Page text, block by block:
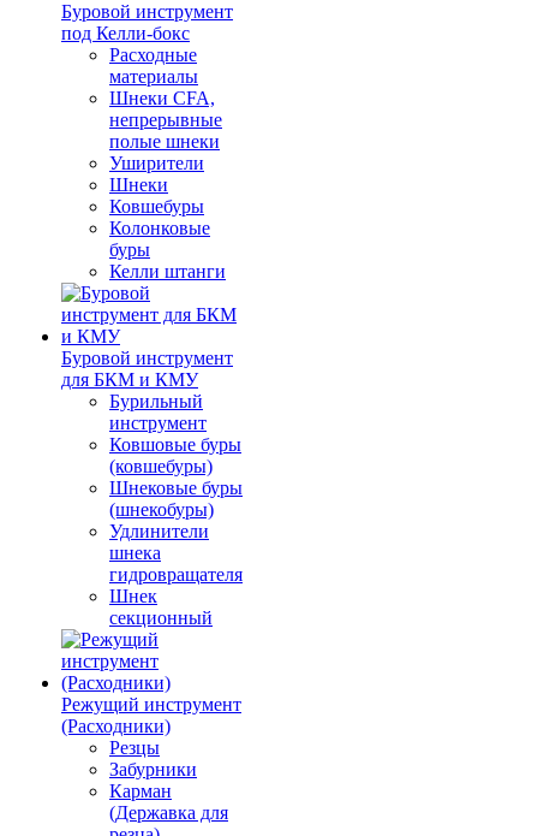
Буровой инструмент
под Келли-бокс
Расходные
материалы
Шнеки CFA,
непрерывные
полые шнеки
Уширители
Шнеки
Ковшебуры
Колонковые
буры
Келли штанги
Буровой инструмент
для БКМ и КМУ
Бурильный
инструмент
Ковшовые буры
(ковшебуры)
Шнековые буры
(шнекобуры)
Удлинители
шнека
гидровращателя
Шнек
секционный
Режущий инструмент
(Расходники)
Резцы
Забурники
Карман
(Державка для